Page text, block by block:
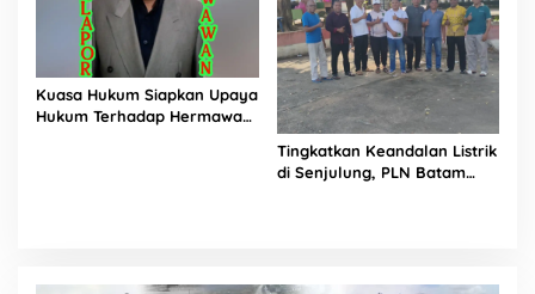
Kuasa Hukum Siapkan Upaya
Hukum Terhadap Hermawan
Tingkatkan Keandalan Listrik
di Senjulung, PLN Batam